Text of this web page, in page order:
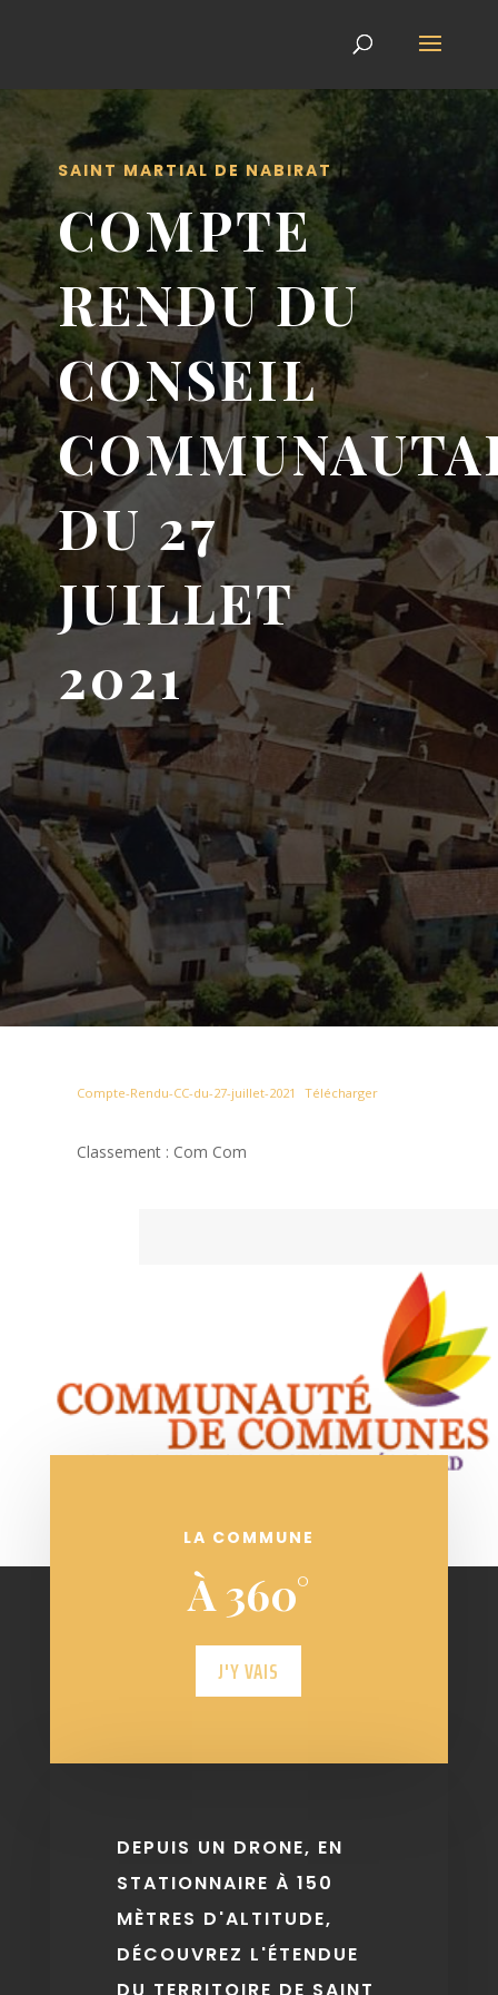
SAINT MARTIAL DE NABIRAT
COMPTE
RENDU DU
CONSEIL
DU 27
JUILLET
2021
Compte-Rendu-CC-du-27-juillet-2021 Télécharger
Classement : Com Com
LA COMMUNE
À 360°
J'Y VAIS
DEPUIS UN DRONE, EN
STATIONNAIRE À 150
MÈTRES D'ALTITUDE,
DÉCOUVREZ L'ÉTENDUE